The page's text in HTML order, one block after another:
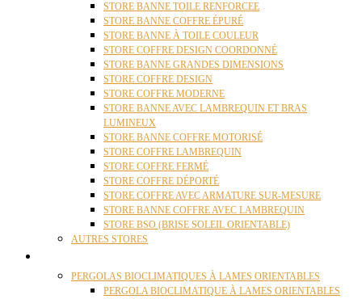
STORE BANNE TOILE RENFORCEE
STORE BANNE COFFRE ÉPURÉ
STORE BANNE À TOILE COULEUR
STORE COFFRE DESIGN COORDONNÉ
STORE BANNE GRANDES DIMENSIONS
STORE COFFRE DESIGN
STORE COFFRE MODERNE
STORE BANNE AVEC LAMBREQUIN ET BRAS
LUMINEUX
STORE BANNE COFFRE MOTORISÉ
STORE COFFRE LAMBREQUIN
STORE COFFRE FERMÉ
STORE COFFRE DÉPORTÉ
STORE COFFRE AVEC ARMATURE SUR-MESURE
STORE BANNE COFFRE AVEC LAMBREQUIN
STORE BSO (BRISE SOLEIL ORIENTABLE)
AUTRES STORES
PERGOLAS BIOCLIMATIQUES À LAMES ORIENTABLES
PERGOLA BIOCLIMATIQUE À LAMES ORIENTABLES